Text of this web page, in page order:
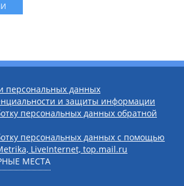
персональных данных
и защиты информации
персональных данных обратной
персональных данных с помощью
LiveInternet, top.mail.ru
МЕСТА